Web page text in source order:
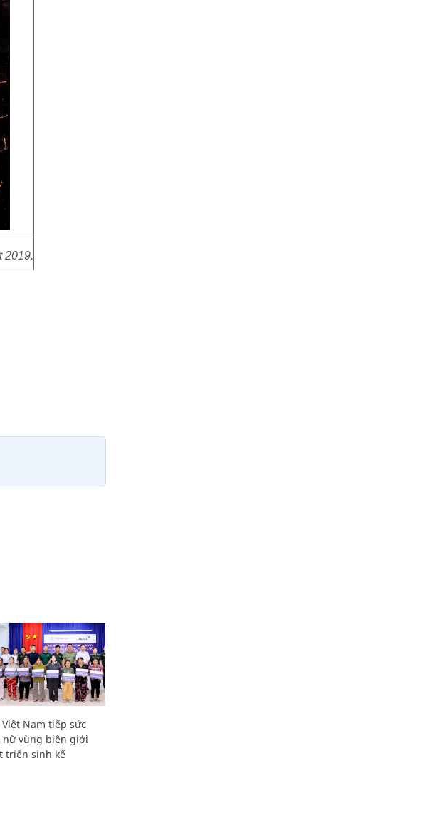
2019.
Việt Nam tiếp sức
nữ vùng biên giới
triển sinh kế